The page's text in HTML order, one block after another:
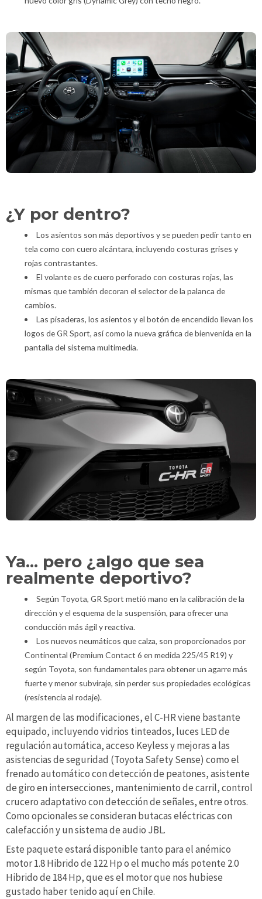
¿Y por dentro?
Los asientos son más deportivos y se pueden pedir tanto en
tela como con cuero alcántara, incluyendo costuras grises y
rojas contrastantes.
El volante es de cuero perforado con costuras rojas, las
mismas que también decoran el selector de la palanca de
cambios.
Las pisaderas, los asientos y el botón de encendido llevan los
logos de GR Sport, así como la nueva gráfica de bienvenida en la
pantalla del sistema multimedia.
Ya... pero ¿algo que sea
realmente deportivo?
Según Toyota, GR Sport metió mano en la calibración de la
dirección y el esquema de la suspensión, para ofrecer una
conducción más ágil y reactiva.
Los nuevos neumáticos que calza, son proporcionados por
Continental (Premium Contact 6 en medida 225/45 R19) y
según Toyota, son fundamentales para obtener un agarre más
fuerte y menor subviraje, sin perder sus propiedades ecológicas
(resistencia al rodaje).
Al margen de las modificaciones, el C-HR viene bastante
equipado, incluyendo vidrios tinteados, luces LED de
regulación automática, acceso Keyless y mejoras a las
asistencias de seguridad (Toyota Safety Sense) como el
frenado automático con detección de peatones, asistente
de giro en intersecciones, mantenimiento de carril, control
crucero adaptativo con detección de señales, entre otros.
Como opcionales se consideran butacas eléctricas con
calefacción y un sistema de audio JBL.
Este paquete estará disponible tanto para el anémico
motor 1.8 Hibrido de 122 Hp o el mucho más potente 2.0
Hibrido de 184 Hp, que es el motor que nos hubiese
gustado haber tenido aquí en Chile.